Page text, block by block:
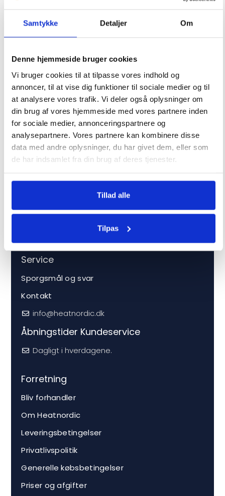
Samtykke Detaljer Om
Denne hjemmeside bruger cookies
Vi bruger cookies til at tilpasse vores indhold og
annoncer, til at vise dig funktioner til sociale medier og til
at analysere vores trafik. Vi deler også oplysninger om
din brug af vores hjemmeside med vores partnere inden
for sociale medier, annonceringspartnere og
analysepartnere. Vores partnere kan kombinere disse
data med andre oplysninger, du har givet dem, eller som
de har indsamlet fra din brug af deres tjenester.
Tillad alle
Tilpas
t
2505kr. 790
Ikke på lager
Gasovn Sicar, Med Blæser
1890kr.
Ikke på lager
Gasvarmer Frosty 4,5 kW –
med termostat
4190 kr.
Service
Sporgsmål og svar
Kontakt
info@heatnordic.dk
Åbningstider Kundeservice
Dagligt i hverdagene.
Forretning
Bliv forhandler
Om Heatnordic
Leveringsbetingelser
Privatlivspolitik
Generelle købsbetingelser
Priser og afgifter